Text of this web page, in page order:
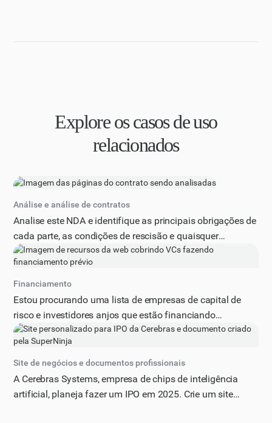
Explore os casos de uso
relacionados
Análise e análise de contratos
Analise este NDA e identifique as principais obrigações de
cada parte, as condições de rescisão e quaisquer
requisitos de conformidade.
Financiamento
Estou procurando uma lista de empresas de capital de
risco e investidores anjos que estão financiando
ativamente empresas de pré-sementes. Você poderia me
fornecer uma lista abrangente desses investidores,
incluindo seus nomes, localizações e quaisquer indústrias
ou setores específicos nos quais eles se concentram?
Certifique-se de que a lista esteja atualizada e inclua
Site de negócios e documentos profissionais
A Cerebras Systems, empresa de chips de inteligência
artificial, planeja fazer um IPO em 2025. Crie um site